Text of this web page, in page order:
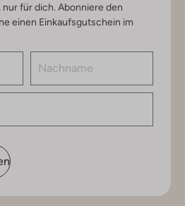
für dich. Abonniere den
einen Einkaufsgutschein im